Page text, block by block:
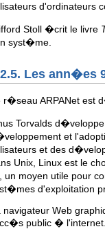
Stoll �crit le livre
syst�me.
Les ann�es
r�seau ARPANet est
Torvalds
et
et des
Unix, Linux est le
un moyen utile pour
d'exploitation
navigateur Web
public �